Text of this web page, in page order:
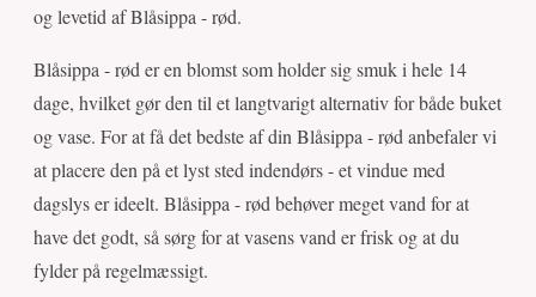
og levetid af Blåsippa - rød.
Blåsippa - rød er en blomst som holder sig smuk i hele 14
dage, hvilket gør den til et langtvarigt alternativ for både buket
og vase. For at få det bedste af din Blåsippa - rød anbefaler vi
at placere den på et lyst sted indendørs - et vindue med
dagslys er ideelt. Blåsippa - rød behøver meget vand for at
have det godt, så sørg for at vasens vand er frisk og at du
fylder på regelmæssigt.